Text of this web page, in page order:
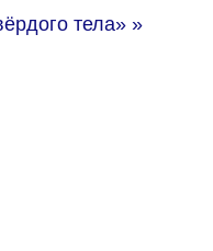
тела» »